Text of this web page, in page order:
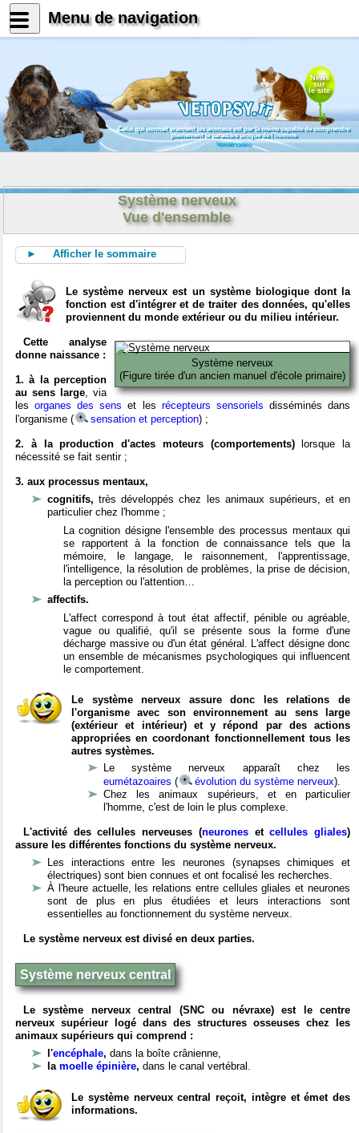
News
sur
le site
Celui qui connait vraiment les animaux est par là même capable de comprendre
pleinement le caractère unique de l'homme
Konrad Lorenz
Système nerveux
Vue d'ensemble
► Afficher le sommaire
Le système nerveux est un système biologique dont la
fonction est d'intégrer et de traiter des données, qu'elles
proviennent du monde extérieur ou du milieu intérieur.
Système nerveux
(Figure tirée d'un ancien manuel d'école primaire)
Cette analyse
donne naissance :
1. à la perception
au sens large, via
lesorganes des sens et les récepteurs sensoriels disséminés dans
l'organisme (
sensation et perception) ;
2. à la production d'actes moteurs (comportements)lorsque la
nécessité se fait sentir ;
3. aux processus mentaux,
cognitifs,très développés chez les animaux supérieurs, et en
particulier chez l'homme ;
La cognition désigne l'ensemble des processus mentaux qui
se rapportent à la fonction de connaissance tels que la
mémoire, le langage, le raisonnement, l'apprentissage,
l'intelligence, la résolution de problèmes, la prise de décision,
la perception ou l'attention…
affectifs.
L'affect correspond à tout état affectif, pénible ou agréable,
vague ou qualifié, qu'il se présente sous la forme d'une
décharge massive ou d'un état général. L'affect désigne donc
un ensemble de mécanismes psychologiques qui influencent
le comportement.
Le système nerveux assure donc les relations de
l'organisme avec son environnement au sens large
(extérieur et intérieur) et y répond par des actions
appropriées en coordonant fonctionnellement tous les
autres systèmes.
Le système nerveux apparaît chez les
eumétazoaires ( évolution du système nerveux).
Chez les animaux supérieurs, et en particulier
l'homme, c'est de loin le plus complexe.
L'activité des cellules nerveuses (neuronesetcellules gliales)
assure les différentes fonctions du système nerveux.
Les interactions entre les neurones (synapses chimiques et
électriques) sont bien connues et ont focalisé les recherches.
À l'heure actuelle, les relations entre cellules gliales et neurones
sont de plus en plus étudiées et leurs interactions sont
essentielles au fonctionnement du système nerveux.
Le système nerveux est divisé en deux parties.
Système nerveux central
Le système nerveux central (SNC ou névraxe) est le centre
nerveux supérieur logé dans des structures osseuses chez les
animaux supérieurs qui comprend :
l'encéphale, dans la boîte crânienne,
la moelle épinière, dans le canal vertébral.
Le système nerveux central reçoit, intègre et émet des
informations.
Menu de navigation